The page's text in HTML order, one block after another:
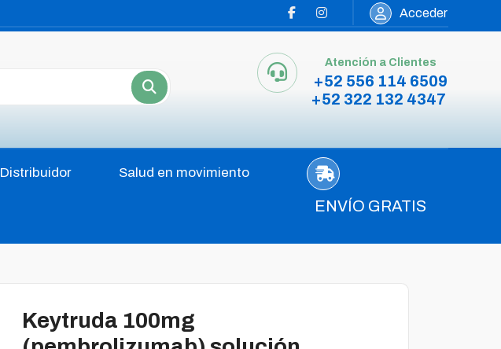
Acceder
Atención a Clientes
+52 556 114 6509
+52 322 132 4347
Distribuidor Salud en movimiento
ENVÍO GRATIS
Keytruda 100mg